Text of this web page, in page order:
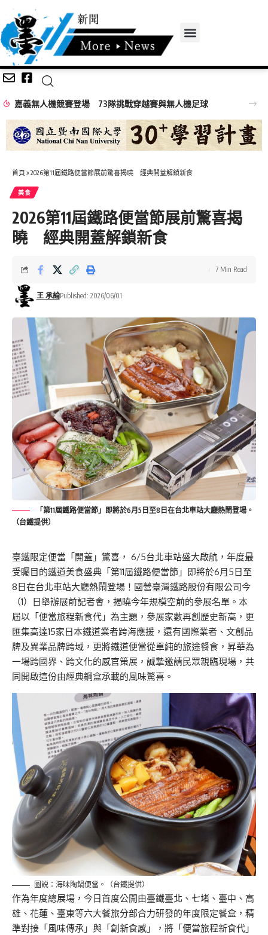
嘉義無人機競賽登場 73隊挑戰穿越賽與無人機足球
首頁 » 2026第11屆鐵路便當節展前驚喜揭曉 經典開蓋解鎖新食
美食
2026第11屆鐵路便當節展前驚喜揭
曉 經典開蓋解鎖新食
王 承綸Published: 2026/06/01
7 Min Read
「第11屆鐵路便當節」即將於6月5日至8日在台北車站大廳熱鬧登場。
（台鐵提供）
臺鐵限定便當「開蓋」驚喜， 6/5台北車站盛大啟航，年度最
受矚目的鐵道美食盛典「第11屆鐵路便當節」即將於6月5日至
8日在台北車站大廳熱鬧登場！國營臺灣鐵路股份有限公司今
（1）日舉辦展前記者會，揭曉今年規模空前的參展名單。本
屆以「便當旅程新食代」為主題，參展家數再創歷史新高，更
匯集高達15家日本鐵道業者跨海應援，還有國際業者、文創品
牌及異業品牌跨域，更將鐵道便當從單純的旅途餐食，昇華為
一場跨國界、跨文化的感官策展，誠摯邀請民眾親臨現場，共
同開啟這份由經典鋼盒承載的風味驚喜。
圖説：海味陶鍋便當。（台鐵提供）
作為年度總展場，今日首度公開由臺鐵臺北、七堵、臺中、高
雄、花蓮、臺東等六大餐旅分部合力研發的年度限定餐盒，精
準對接「風味傳承」與「創新食感」，將「便當旅程新食代」